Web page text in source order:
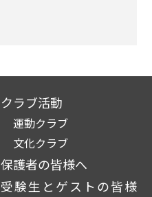
クラブ活動
運動クラブ
文化クラブ
保護者の皆様へ
受験生とゲストの皆様